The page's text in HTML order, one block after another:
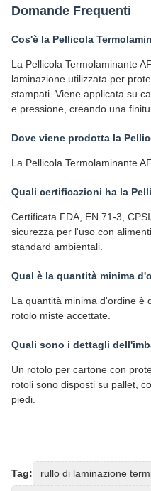
Domande Frequenti
Cos'è la Pellicola
La Pellicola Termolaminante
laminazione utilizzata per
stampati. Viene applicata su
e pressione, creando una
Dove viene prodotta la
La Pellicola Termolaminante
Quali certificazioni ha la
Certificata FDA, EN 71-3,
sicurezza per l'uso con
standard ambientali.
Qual è la quantità minima
La quantità minima d'ordine è
rotolo miste accettate.
Quali sono i dettagli
Un rotolo per cartone con
rotoli sono disposti su pallet,
piedi.
Tag: rullo di laminazione